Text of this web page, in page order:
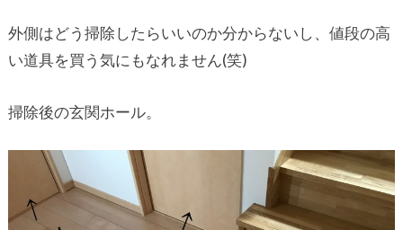
外側はどう掃除したらいいのか分からないし、値段の高
い道具を買う気にもなれません(笑)
掃除後の玄関ホール。